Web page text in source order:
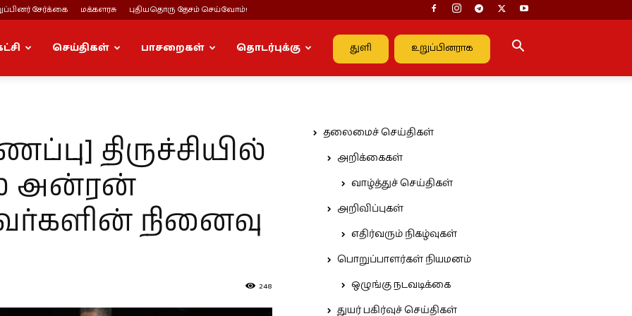
சேர்க்கை மக்களரசு புதியதொரு தேசம் செய்வோம்!
துளி உறுப்பினராக
செய்திகள் பாசறைகள் தொடர்புக்கு
திருச்சியில்
அன்ரன்
நினைவு
248
தலைமைச் செய்திகள்
அறிக்கைகள்
வாழ்த்துச் செய்திகள்
அறிவிப்புகள்
எதிர்வரும் நிகழ்வுகள்
பொறுப்பாளர்கள் நியமனம்
ஒழுங்கு நடவடிக்கை
துயர் பகிர்வுச் செய்திகள்